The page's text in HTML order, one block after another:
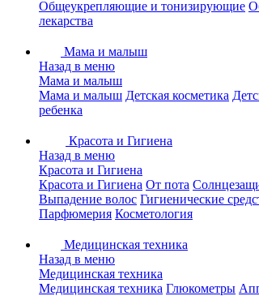
Общеукрепляющие и тонизирующие
лекарства
Мама и малыш
Назад в меню
Мама и малыш
Мама и малыш Детская косметика
ребенка
Красота и Гигиена
Назад в меню
Красота и Гигиена
Красота и Гигиена От пота
Выпадение волос Гигиенические
Парфюмерия Косметология
Медицинская техника
Назад в меню
Медицинская техника
Медицинская техника Глюкометры